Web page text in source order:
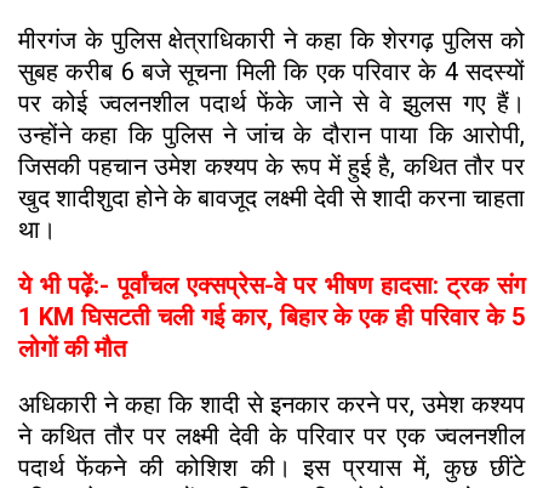
मीरगंज के पुलिस क्षेत्राधिकारी ने कहा कि शेरगढ़ पुलिस को
सुबह करीब 6 बजे सूचना मिली कि एक परिवार के 4 सदस्यों
पर कोई ज्वलनशील पदार्थ फेंके जाने से वे झुलस गए हैं।
उन्होंने कहा कि पुलिस ने जांच के दौरान पाया कि आरोपी,
जिसकी पहचान उमेश कश्यप के रूप में हुई है, कथित तौर पर
खुद शादीशुदा होने के बावजूद लक्ष्मी देवी से शादी करना चाहता
था।
ये भी पढ़ें:- पूर्वांचल एक्सप्रेस-वे पर भीषण हादसा: ट्रक संग
1 KM घिसटती चली गई कार, बिहार के एक ही परिवार के 5
लोगों की मौत
अधिकारी ने कहा कि शादी से इनकार करने पर, उमेश कश्यप
ने कथित तौर पर लक्ष्मी देवी के परिवार पर एक ज्वलनशील
पदार्थ फेंकने की कोशिश की। इस प्रयास में, कुछ छींटे